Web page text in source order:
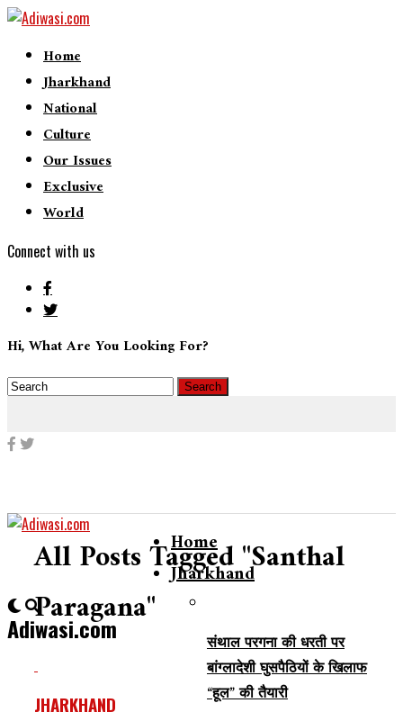
Home
Jharkhand
National
Culture
Our Issues
Exclusive
World
Connect with us
Hi, What Are You Looking For?
Adiwasi.com
Home
Jharkhand
संथाल परगना की धरती पर
बांग्लादेशी घुसपैठियों के खिलाफ
“हूल” की तैयारी
All Posts Tagged "Santhal
Paragana"
JHARKHAND